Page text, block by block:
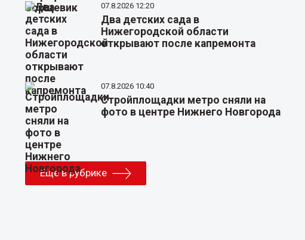
07.8.2026 12:20
Два детских сада в
Нижегородской области
открывают после капремонта
07.8.2026 10:40
Стройплощадки метро сняли на
фото в центре Нижнего Новгорода
Еще в рубрике